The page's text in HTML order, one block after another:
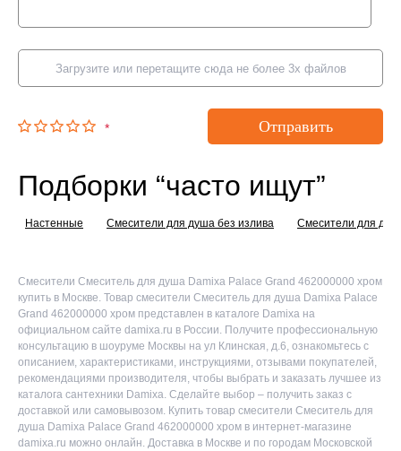
Загрузите или перетащите сюда не более 3х файлов
* Отправить
Подборки “часто ищут”
Настенные Смесители для душа без излива Смесители для
Смесители Смеситель для душа Damixa Palace Grand 462000000 хром
купить в Москве. Товар смесители Смеситель для душа Damixa Palace
Grand 462000000 хром представлен в каталоге Damixa на
официальном сайте damixa.ru в России. Получите профессиональную
консультацию в шоуруме Москвы на ул Клинская, д.6, ознакомьтесь с
описанием, характеристиками, инструкциями, отзывами покупателей,
рекомендациями производителя, чтобы выбрать и заказать лучшее из
каталога сантехники Damixa. Сделайте выбор – получить заказ с
доставкой или самовывозом. Купить товар смесители Смеситель для
душа Damixa Palace Grand 462000000 хром в интернет-магазине
damixa.ru можно онлайн. Доставка в Москве и по городам Московской